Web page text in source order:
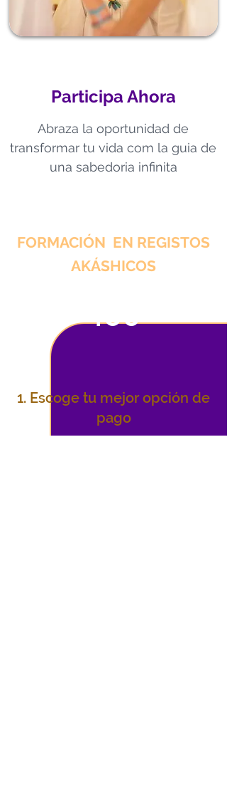
Participa Ahora
Abraza la oportunidad de
transformar tu vida com la guia de
una sabedoria infinita
450
FORMACIÓN EN REGISTOS
AKÁSHICOS
1. Escoge tu mejor opción de
pago